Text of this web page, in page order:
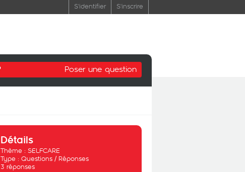
S'identifier S'inscrire
Poser une question
Détails
Thème : SELFCARE
Type : Questions / Réponses
3 réponses